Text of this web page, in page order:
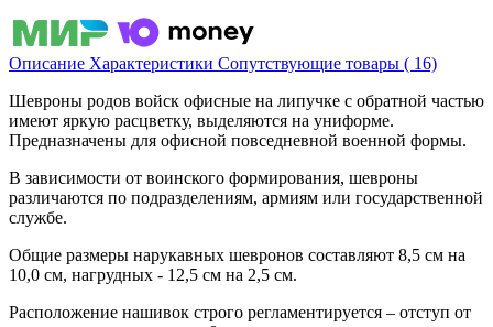
Описание Характеристики Сопутствующие товары ( 16)
Шевроны родов войск офисные на липучке с обратной частью
имеют яркую расцветку, выделяются на униформе.
Предназначены для офисной повседневной военной формы.
В зависимости от воинского формирования, шевроны
различаются по подразделениям, армиям или государственной
службе.
Общие размеры нарукавных шевронов составляют 8,5 см на
10,0 см, нагрудных - 12,5 см на 2,5 см.
Расположение нашивок строго регламентируется – отступ от